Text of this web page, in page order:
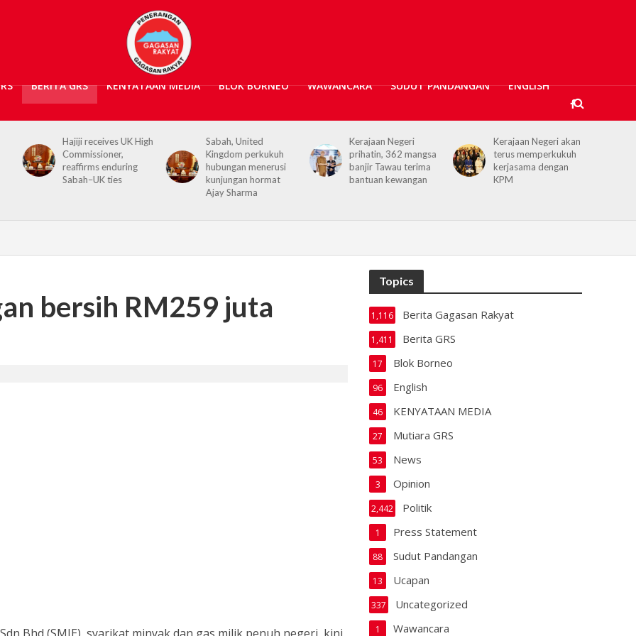
BERITA GRS KENYATAAN MEDIA BLOK BORNEO WAWANCARA SUDUT PANDANGAN ENGLISH
Sabah, United
Kingdom perkukuh
hubungan menerusi
kunjungan hormat
Kerajaan Negeri
prihatin, 362 mangsa
banjir Tawau terima
bantuan kewangan
Kerajaan Negeri akan
terus memperkukuh
kerjasama dengan
KPM
Projek Empangan Air
Tawau capai 74.04
peratus, bakal atasi
krisis air
bersih RM259 juta
Topics
Berita Gagasan Rakyat
1,116
Berita GRS
1,411
Blok Borneo
17
English
96
KENYATAAN MEDIA
46
Mutiara GRS
27
News
53
Opinion
3
Politik
2,442
Press Statement
1
Sudut Pandangan
88
Ucapan
13
Uncategorized
337
Wawancara
1